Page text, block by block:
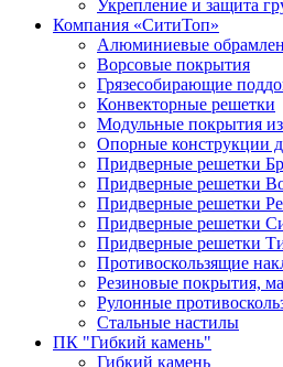
Укрепление и защита
Компания «СитиТоп»
Алюминиевые
Ворсовые покрытия
Грязесобирающие
Конвекторные решетки
Модульные покрытия
Опорные конструкции
Придверные решетки
Придверные решетки
Придверные решетки
Придверные решетки
Придверные решетки
Противоскользящие
Резиновые покрытия,
Рулонные
Стальные настилы
ПК "Гибкий камень"
Гибкий камень